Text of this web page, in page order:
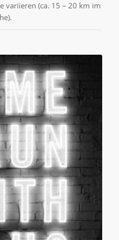
variieren (ca. 15 – 20 km im